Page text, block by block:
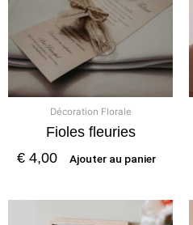
Décoration Florale
Fioles fleuries
€ 4,00 Ajouter au panier